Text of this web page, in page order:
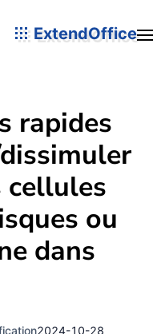
ExtendOffice
rapides
cellules
ou
dans
2024-10-28